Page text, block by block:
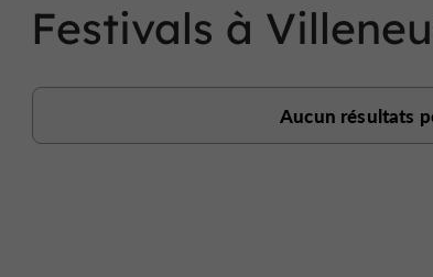
Festivals à
Aucun résultats